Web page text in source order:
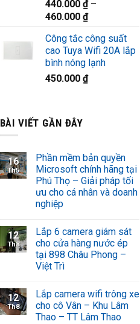
440.000 ₫–
460.000 ₫
Công tắc công suất
cao Tuya Wifi 20A lắp
bình nóng lạnh
450.000 ₫
BÀI VIẾT GẦN ĐÂY
16
Th5
Phần mềm bản quyền
Microsoft chính hãng tại
Phú Thọ – Giải pháp tối
ưu cho cá nhân và doanh
nghiệp
12
Th8
Lắp 6 camera giám sát
cho cửa hàng nước ép
tại 898 Châu Phong –
Việt Trì
12
Th8
Lắp camera wifi trông xe
cho cô Vân – Khu Lâm
Thao – TT Lâm Thao